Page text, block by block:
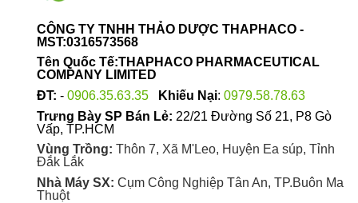
CÔNG TY TNHH THẢO DƯỢC THAPHACO -
MST:0316573568
Tên Quốc Tế:THAPHACO PHARMACEUTICAL
COMPANY LIMITED
ĐT: - 0906.35.63.35 Khiếu Nại: 0979.58.78.63
Trưng Bày SP Bán Lẻ: 22/21 Đường Số 21, P8 Gò
Vấp, TP.HCM
Vùng Trồng: Thôn 7, Xã M'Leo, Huyện Ea súp, Tỉnh
Đắk Lắk
Nhà Máy SX: Cụm Công Nghiệp Tân An, TP.Buôn Ma
Thuột